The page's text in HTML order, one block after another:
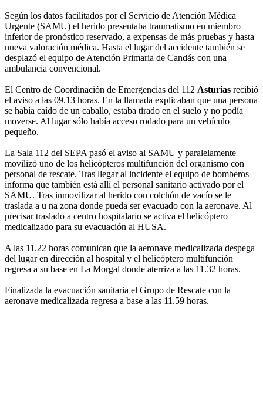
Según los datos facilitados por el Servicio de Atención Médica
Urgente (SAMU) el herido presentaba traumatismo en miembro
inferior de pronóstico reservado, a expensas de más pruebas y hasta
nueva valoración médica. Hasta el lugar del accidente también se
desplazó el equipo de Atención Primaria de Candás con una
ambulancia convencional.
El Centro de Coordinación de Emergencias del 112 Asturias recibió
el aviso a las 09.13 horas. En la llamada explicaban que una persona
se había caído de un caballo, estaba tirado en el suelo y no podía
moverse. Al lugar sólo había acceso rodado para un vehículo
pequeño.
La Sala 112 del SEPA pasó el aviso al SAMU y paralelamente
movilizó uno de los helicópteros multifunción del organismo con
personal de rescate. Tras llegar al incidente el equipo de bomberos
informa que también está allí el personal sanitario activado por el
SAMU. Tras inmovilizar al herido con colchón de vacío se le
traslada a u na zona donde pueda ser evacuado con la aeronave. Al
precisar traslado a centro hospitalario se activa el helicóptero
medicalizado para su evacuación al HUSA.
A las 11.22 horas comunican que la aeronave medicalizada despega
del lugar en dirección al hospital y el helicóptero multifunción
regresa a su base en La Morgal donde aterriza a las 11.32 horas.
Finalizada la evacuación sanitaria el Grupo de Rescate con la
aeronave medicalizada regresa a base a las 11.59 horas.